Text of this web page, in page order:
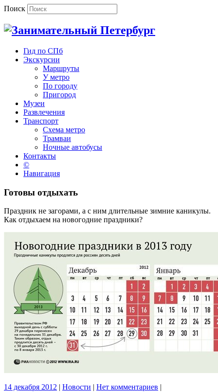
Поиск
Гид по СПб
Экскурсии
Маршруты
У метро
По городу
Пригород
Музеи
Развлечения
Транспорт
Схема метро
Трамваи
Ночные автобусы
Контакты
©
Навигация
Готовы отдыхать
Праздник не загорами, а с ним длительные зимние каникулы.
Как отдыхаем на новогодние праздники?
14 декабря 2012 | Новости | Нет комментариев |